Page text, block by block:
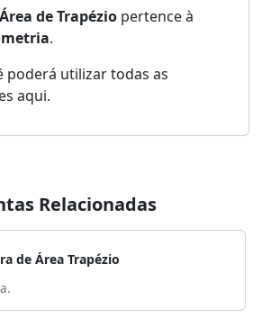
Área de Trapézio pertence à
.
poderá utilizar todas as
aqui.
Relacionadas
de Área Trapézio